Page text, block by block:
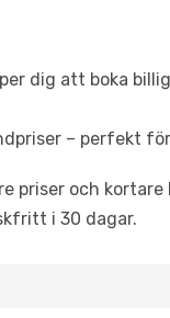
dig att boka
– perfekt
priser och kortare
i 30 dagar.